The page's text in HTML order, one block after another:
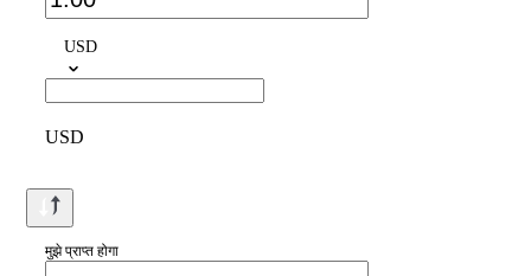
USD
USD
मुझे प्राप्त होगा